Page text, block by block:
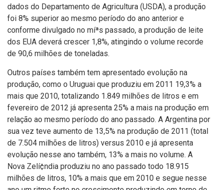
dados do Departamento de Agricultura (USDA), a produção
foi 8% superior ao mesmo perí­odo do ano anterior e
conforme divulgado no míªs passado, a produção de leite
dos EUA deverá crescer 1,8%, atingindo o volume recorde
de 90,6 milhões de toneladas.
Outros paí­ses também tem apresentado evolução na
produção, como o Uruguai que produziu em 2011 19,3% a
mais que 2010, totalizando 1.849 milhões de litros e em
fevereiro de 2012 já apresenta 25% a mais na produção em
relação ao mesmo perí­odo do ano passado. A Argentina por
sua vez teve aumento de 13,5% na produção de 2011 (total
de 7.504 milhões de litros) versus 2010 e já apresenta
evolução nesse ano também, 13% a mais no volume. A
Nova Zelí¢ndia produziu no ano passado todo 18.915
milhões de litros, 10% a mais que em 2010 e segue nesse